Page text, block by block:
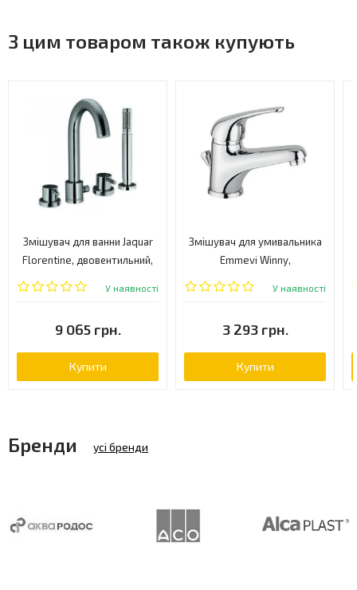
З цим товаром також купують
Змішувач для ванни Jaquar
Florentine, двовентильний,
хром (FLR-CHR-5277N)
У наявності
9 065 грн.
Купити
Змішувач для умивальника
Emmevi Winny,
одноважільний, хром
У наявності
3 293 грн.
Купити
Бренди усі бренди